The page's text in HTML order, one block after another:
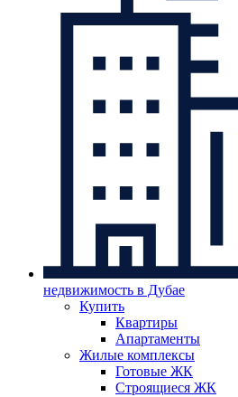
недвижимость в Дубае
Купить
Квартиры
Апартаменты
Жилые комплексы
Готовые ЖК
Строящиеся ЖК